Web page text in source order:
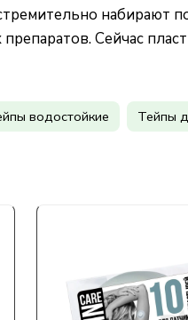
набирают
Сейчас
водостойкие Тейпы